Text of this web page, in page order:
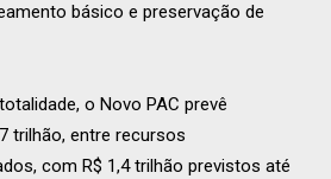
básico e preservação de
o Novo PAC prevê
trilhão, entre recursos
com R$ 1,4 trilhão previstos até